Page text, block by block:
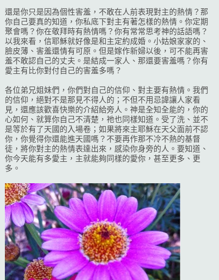
還是你只是因為個性害羞，不敢在人前表現對主的熱情？那
你自己要真的知道，你私底下對主有著怎樣的熱情。你定期
聚會嗎？你在敬拜時有熱情嗎？你有常常思考神的話語嗎？
以我來看，信耶穌就好像是和主定約成婚。小姑娘家家的、
臉皮薄、害羞還情有可原。但是嫁作新婦以後，可不能再害
羞不敢認自己的丈夫。是結成一家人、那還要害羞嗎？你有
愛主有比你對付自己的害羞多嗎？
各位弟兄姐妹們，你們對自己的信仰、對主要有熱情。我們
的信仰，絕對不是那見不得人的；不但不用忌諱讓人家看
見，還應該歡喜快樂的介紹給旁人。神是全知全能的，你的
心如何、就算你自己不清楚，祂也同樣知道。受了洗、並不
是等於有了天國的入場卷；如果將來主耶穌在天父面前不認
你，你覺得你還能進天國嗎？不要再作那不冷不熱的基督
徒，將你對主的熱情表達出來，感染你身旁的人。要知道、
你今天能有多愛主，主就能夠同樣的愛你，甚至更多、更
多。